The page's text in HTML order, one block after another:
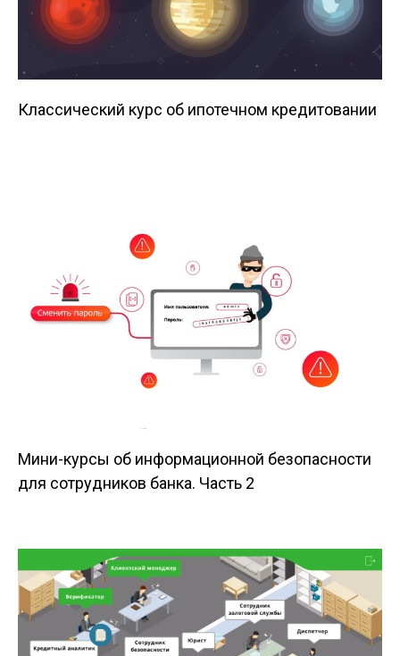
Классический курс об ипотечном кредитовании
Мини-курсы об информационной безопасности
для сотрудников банка. Часть 2